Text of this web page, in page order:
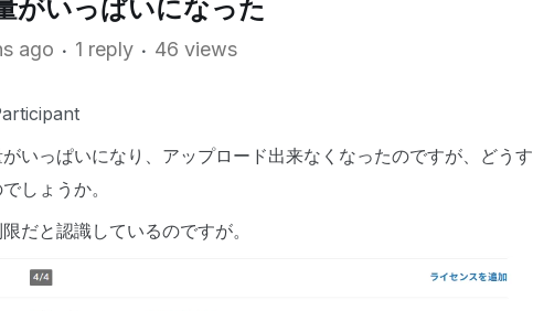
がいっぱいになった
ago 1 reply 46 views
いっぱいになり、アップロード出来なくなったのですが、どうす
しょうか。
だと認識しているのですが。